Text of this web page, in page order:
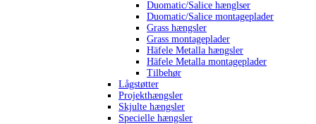
Duomatic/Salice hænglser
Duomatic/Salice montageplader
Grass hængsler
Grass montageplader
Häfele Metalla hængsler
Häfele Metalla montageplader
Tilbehør
Lågstøtter
Projekthængsler
Skjulte hængsler
Specielle hængsler